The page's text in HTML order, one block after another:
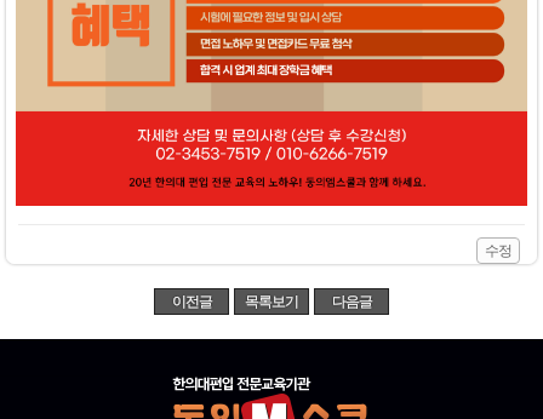
수정
이전글 목록보기 다음글